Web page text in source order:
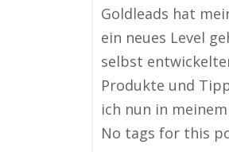
Goldleads hat
ein neues Level
selbst
Produkte und
ich nun in
No tags for this